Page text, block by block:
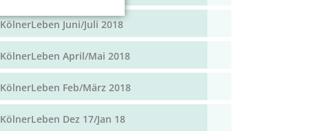
KölnerLeben Juni/Juli 2018
KölnerLeben April/Mai 2018
KölnerLeben Feb/März 2018
KölnerLeben Dez 17/Jan 18